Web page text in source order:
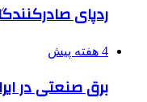
ردپای
4 هفته پیش
برق صنعتی در ایران ۱۵ برابر گران‌تر از